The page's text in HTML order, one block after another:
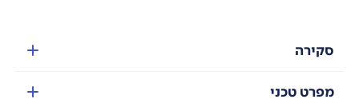
סקירה
מפרט טכני